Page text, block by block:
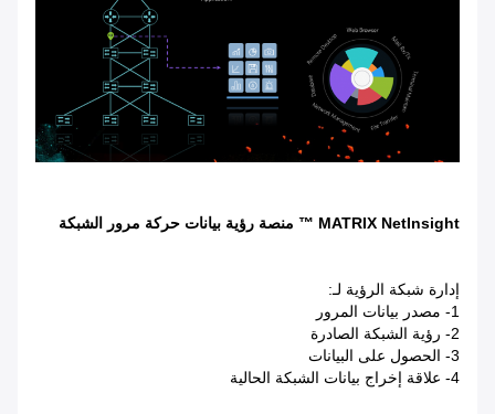
MATRIX NetInsight ™ منصة رؤية بيانات حركة مرور الشبكة
إدارة شبكة الرؤية لـ:
1- مصدر بيانات المرور
2- رؤية الشبكة الصادرة
3- الحصول على البيانات
4- علاقة إخراج بيانات الشبكة الحالية